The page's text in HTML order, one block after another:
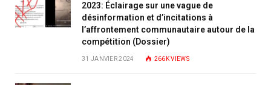
2023: Éclairage sur une vague de
désinformation et d’incitations à
l’affrontement communautaire autour de la
compétition (Dossier)
31 JANVIER 2024 266KVIEWS